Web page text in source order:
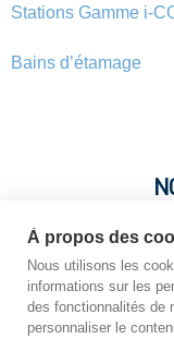
Stations Gamme i-
Bains d’étamage
Vous avez une
un produit ?
À propos des
Nous utilisons les
informations sur les
des fonctionnalités de
personnaliser le